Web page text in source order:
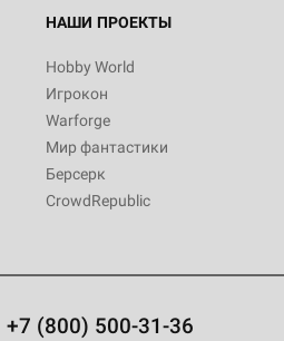
НАШИ ПРОЕКТЫ
Hobby World
Игрокон
Warforge
Мир фантастики
Берсерк
CrowdRepublic
+7 (800) 500-31-36